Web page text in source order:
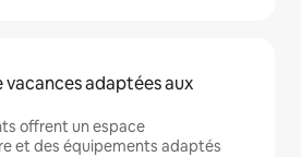
vacances adaptées aux
offrent un espace
et des équipements adaptés